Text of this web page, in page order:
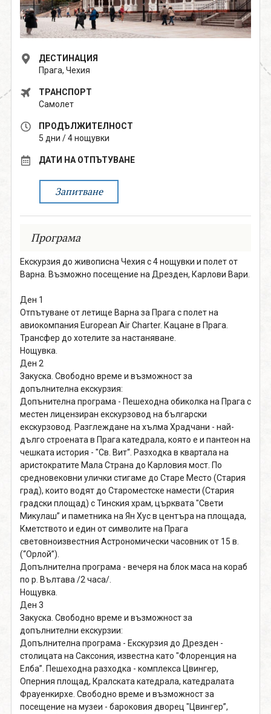
поверителност
ДЕСТИНАЦИЯ
Прага, Чехия
ТРАНСПОРТ
Самолет
ПРОДЪЛЖИТЕЛНОСТ
5 дни / 4 нощувки
ДАТИ НА ОТПЪТУВАНЕ
Запитване
Програма
Екскурзия до живописна Чехия с 4 нощувки и полет от
Варна. Възможно посещение на Дрезден, Карлови Вари.
Ден 1
Oтпътуване от летище Варна за Прага с полет на
авиокомпания European Air Charter. Кацане в Прага.
Трансфер до хотелите за настаняване.
Нощувка.
Ден 2
Закуска. Свободно време и възможност за
допълнителна екскурзия:
Допънителна програма - Пешеходна обиколка на Прага с
местен лицензиран екскурзовод на български
екскурзовод. Разглеждане на хълма Храдчани - най-
дълго строената в Прага катедрала, която е и пантеон на
чешката история - "Св. Вит“. Разходка в квартала на
аристократите Мала Страна до Карловия мост. По
средновековни улички стигаме до Старе Место (Стария
град), които водят до Староместске намести (Стария
градски площад) с Тинския храм, църквата "Свети
Микулаш” и паметника на Ян Хус в центъра на площада,
Кметството и един от символите на Прага
световноизвестния Астрономически часовник от 15 в.
(“Орлой”).
Допълнителна програма - вечеря на блок маса на кораб
по р. Вълтава /2 часа/.
Нощувка.
Ден 3
Закуска. Свободно време и възможност за
допълнителни екскурзии:
Допълнителна програма - Екскурзия до Дрезден -
столицата на Саксония, известна като "Флоренция на
Елба”. Пешеходна разходка - комплекса Цвингер,
Оперния площад, Кралската катедрала, катедралата
Фрауенкирхе. Свободно време и възможност за
посещение на музеи - бароковия дворец "Цвингер”,